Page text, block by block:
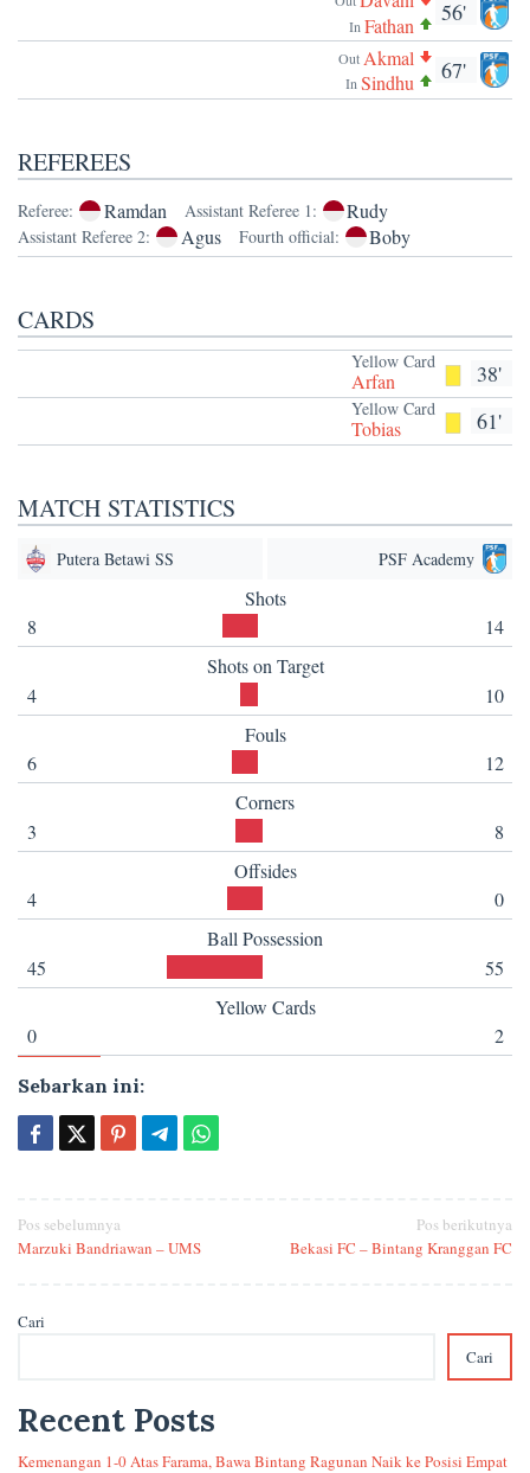
56'
In Fathan
67'
Out Akmal
In Sindhu
REFEREES
Referee: Ramdan Assistant Referee 1: Rudy
Assistant Referee 2: Agus Fourth official: Boby
CARDS
38'
Yellow Card
Arfan
61'
Yellow Card
Tobias
MATCH STATISTICS
Putera Betawi SS PSF Academy
Shots
8
14
Shots on Target
4
10
Fouls
6
12
Corners
3
8
Offsides
4
0
Ball Possession
45
55
Yellow Cards
0
2
Sebarkan ini:
Navigasi
pos
Pos sebelumnya
Marzuki Bandriawan – UMS
Pos berikutnya
Bekasi FC – Bintang Kranggan FC
Cari
Cari
Recent Posts
Kemenangan 1-0 Atas Farama, Bawa Bintang Ragunan Naik ke Posisi Empat